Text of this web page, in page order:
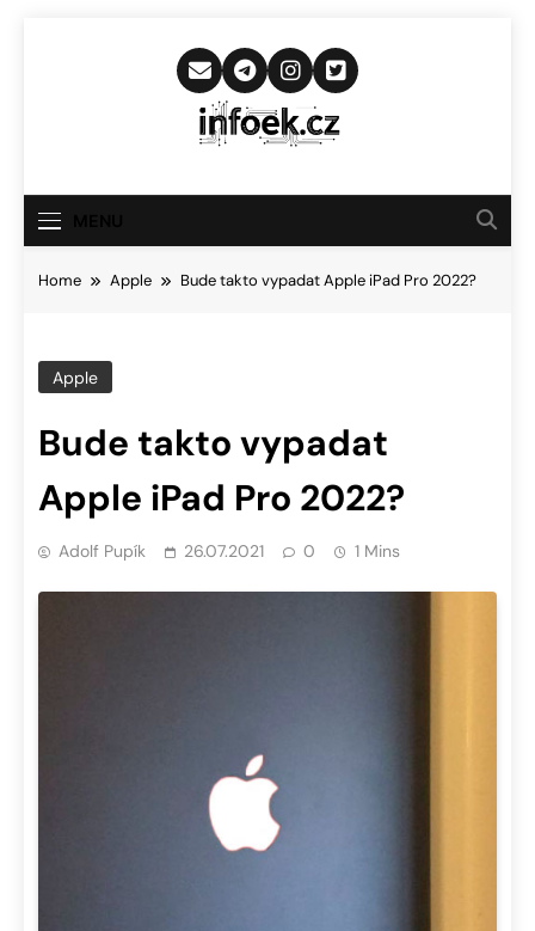
Infoek.cz
Novinkám
Home Apple Bude takto vypadat Apple iPad Pro 2022?
Apple
Bude takto vypadat
Apple iPad Pro 2022?
Adolf Pupík 26.07.2021 0 1 Mins